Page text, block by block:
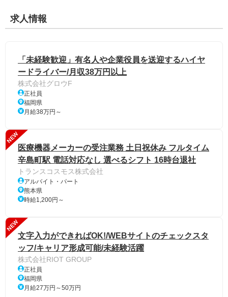
求人情報
「未経験歓迎」有名人や企業役員を送迎するハイヤ
ードライバー/月収38万円以上
株式会社グロウF
正社員
福岡県
月給38万円～
NEW
医療機器メーカーの受注業務 土日祝休み フルタイム
辛島町駅 電話対応なし 選べるシフト 16時台退社
トランスコスモス株式会社
アルバイト・パート
熊本県
時給1,200円～
NEW
文字入力ができればOK!/WEBサイトのチェックスタ
ッフ/キャリア形成可能/未経験活躍
株式会社RIOT GROUP
正社員
福岡県
月給27万円～50万円